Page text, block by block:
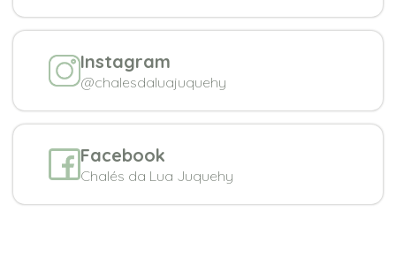
Instagram
@chalesdaluajuquehy
Facebook
Chalés da Lua Juquehy